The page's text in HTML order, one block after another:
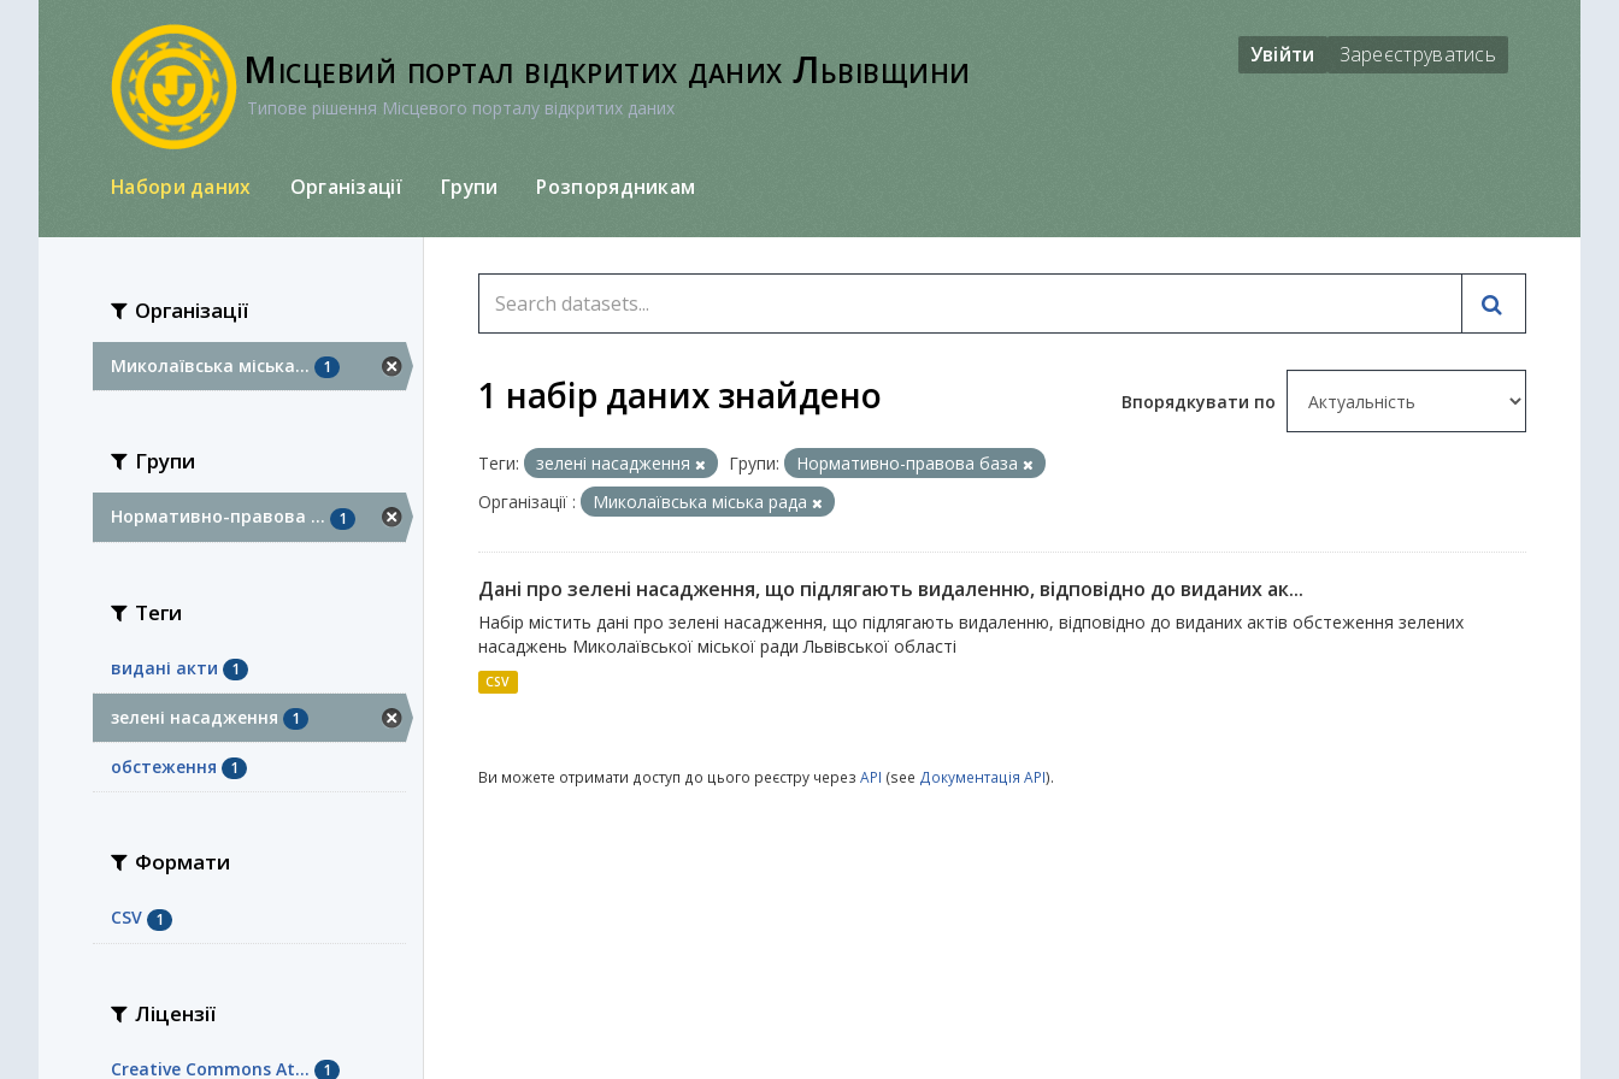
Місцевий портал відкритих даних Львівщини
Типове рішення Місцевого порталу відкритих даних
Увійти Зареєструватись
Набори даних Організації Групи Розпорядникам
Організації
Миколаївська міська... 1
Групи
Нормативно-правова ... 1
Теги
видані акти 1
зелені насадження 1
обстеження 1
Формати
CSV 1
Ліцензії
Creative Commons At... 1
Впорядкувати по
1 набір даних знайдено
Теги: зелені насадження Групи:
Нормативно-правова база
Організації :
Миколаївська міська рада
Дані про зелені насадження, що підлягають видаленню, відповідно до виданих ак...
Набір містить дані про зелені насадження, що підлягають видаленню, відповідно до виданих актів обстеження зелених
насаджень Миколаївської міської ради Львівської області
CSV
Ви можете отримати доступ до цього реєстру через API (see Документація API).